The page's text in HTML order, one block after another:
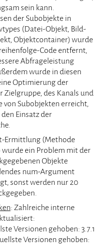
sein kann.
der Subobjekte in
(Datei-Objekt, Bild-
Objektcontainer) wurde
Code entfernt,
Abfrageleistung
wurde in diesen
Optimierung der
Zielgruppe, des Kanals und
von Subobjekten erreicht,
Einsatz der
Ermittlung (Methode
ein Problem mit der
Objekte
num-Argument
sonst werden nur 20
: Zahlreiche interne
Versionen gehoben: 3.7.1
Versionen gehoben: